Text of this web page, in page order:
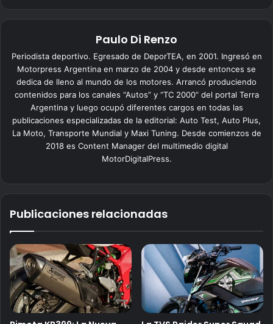
Paulo Di Renzo
Periodista deportivo. Egresado de DeporTEA, en 2001. Ingresó en
Motorpress Argentina en marzo de 2004 y desde entonces se
dedica de lleno al mundo de los motores. Arrancó produciendo
contenidos para los canales “Autos” y “TC 2000” del portal Terra
Argentina y luego ocupó diferentes cargos en todas las
publicaciones especializadas de la editorial: Auto Test, Auto Plus,
La Moto, Transporte Mundial y Maxi Tuning. Desde comienzos de
2018 es Content Manager del multimedio digital
MotorDigitalPress.
Publicaciones relacionadas